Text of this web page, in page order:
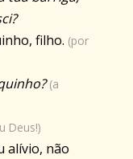
filho. (por
(a
Deus!)
alívio, não